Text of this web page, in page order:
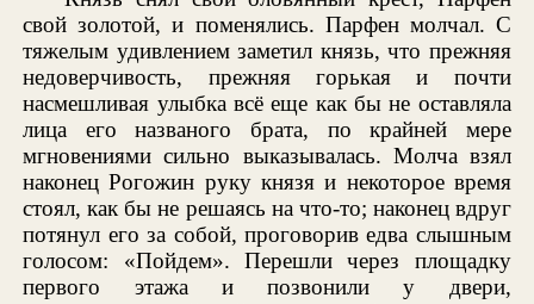
свой золотой, и поменялись. Парфен молчал. С
тяжелым удивлением заметил князь, что прежняя
недоверчивость, прежняя горькая и почти
насмешливая улыбка всё еще как бы не оставляла
лица его названого брата, по крайней мере
мгновениями сильно выказывалась. Молча взял
наконец Рогожин руку князя и некоторое время
стоял, как бы не решаясь на что-то; наконец вдруг
потянул его за собой, проговорив едва слышным
голосом: «Пойдем». Перешли через площадку
первого этажа и позвонили у двери,